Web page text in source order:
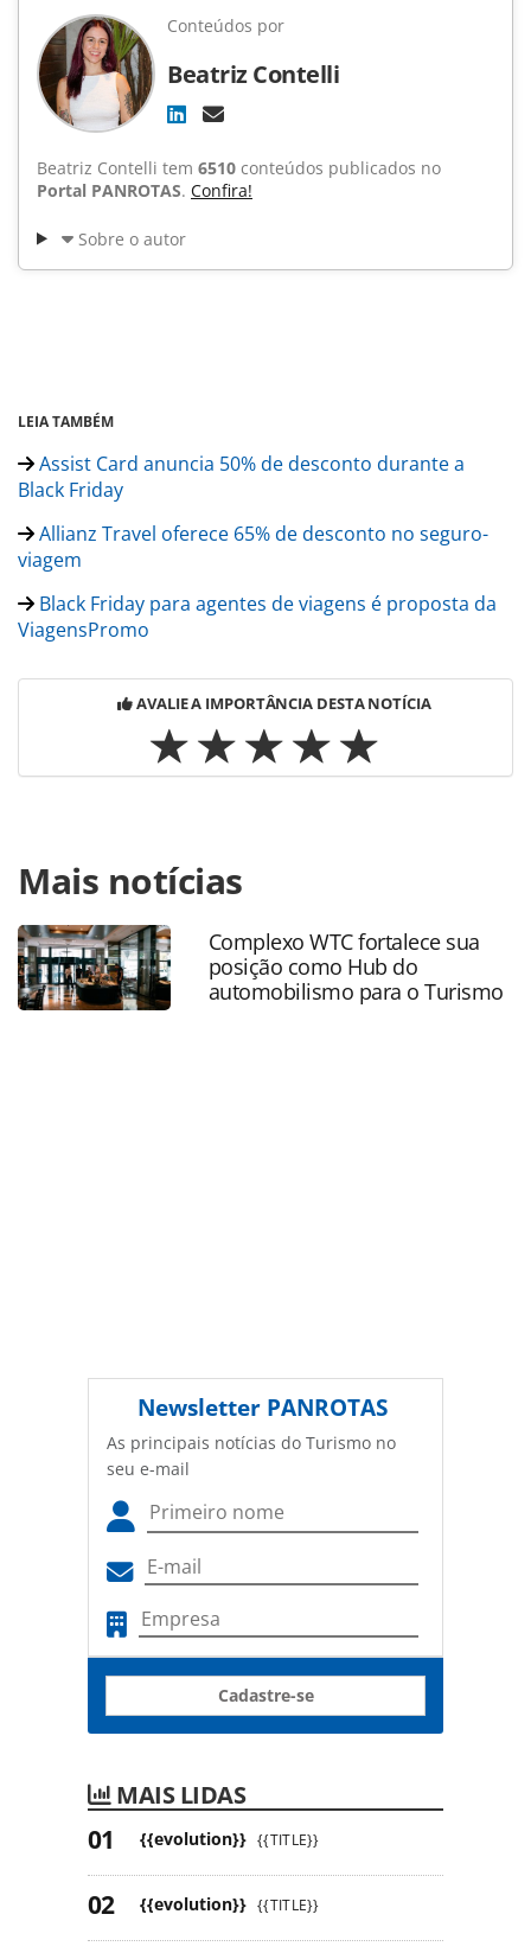
Conteúdos por
Beatriz Contelli
Beatriz Contelli tem 6510 conteúdos publicados no
Portal PANROTAS. Confira!
Sobre o autor
LEIA TAMBÉM
Assist Card anuncia 50% de desconto durante a
Black Friday
Allianz Travel oferece 65% de desconto no seguro-
viagem
Black Friday para agentes de viagens é proposta da
ViagensPromo
AVALIE A IMPORTÂNCIA DESTA NOTÍCIA
https://www.panrotas.com.br/panfriday/hotelaria/2023/
resort-anuncia-35-de-desconto-e-parcelamento-em-12x-
na-black-friday_201372.html ou as ferramentas oferecidas
na página. Todo o conteúdo produzido pela PANROTAS
Editora é protegido pela legislação brasileira sobre direito
autoral. Não reproduza o conteúdo sem autorização da
Mais notícias
Complexo WTC fortalece sua
posição como Hub do
automobilismo para o Turismo
Newsletter PANROTAS
As principais notícias do Turismo no
seu e-mail
Cadastre-se
MAIS LIDAS
{{evolution}} {{TITLE}}
{{evolution}} {{TITLE}}